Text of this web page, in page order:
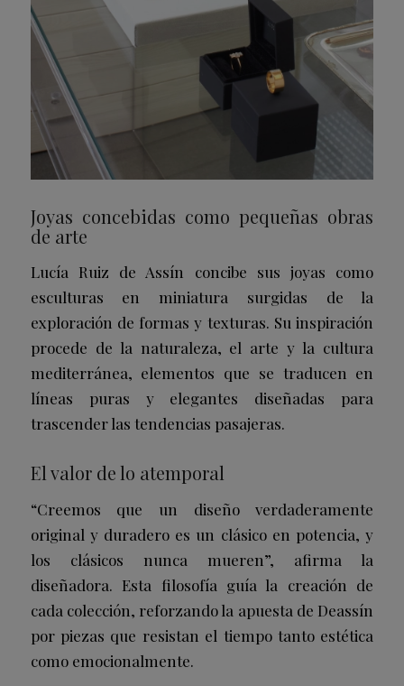
Joyas concebidas como pequeñas obras
de arte
Lucía Ruiz de Assín concibe sus joyas como
esculturas en miniatura surgidas de la
exploración de formas y texturas. Su inspiración
procede de la naturaleza, el arte y la cultura
mediterránea, elementos que se traducen en
líneas puras y elegantes diseñadas para
trascender las tendencias pasajeras.
El valor de lo atemporal
“Creemos que un diseño verdaderamente
original y duradero es un clásico en potencia, y
los clásicos nunca mueren”, afirma la
diseñadora. Esta filosofía guía la creación de
cada colección, reforzando la apuesta de Deassín
por piezas que resistan el tiempo tanto estética
como emocionalmente.